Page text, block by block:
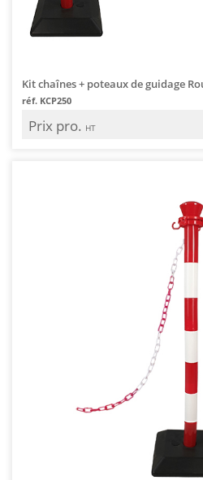
Kit chaînes + poteaux de guidage
réf. KCP250
Prix pro. HT